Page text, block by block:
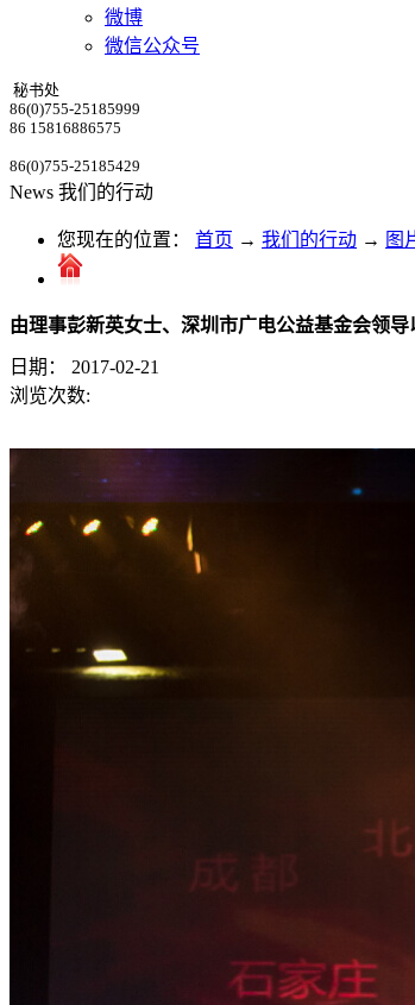
微博
微信公众号
秘书处
86(0)755-25185999
86 15816886575
86(0)755-25185429
News 我们的行动
您现在的位置： 首页 → 我们的行动 → 图
由理事彭新英女士、深圳市广电公益基金会领
日期：
2017-02-21
浏览次数: